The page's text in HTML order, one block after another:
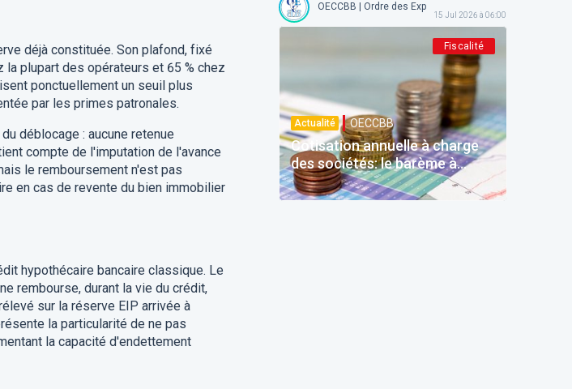
déjà constituée. Son plafond, fixé
plupart des opérateurs et 65 % chez
ponctuellement un seuil plus
par les primes patronales.
déblocage : aucune retenue
compte de l'imputation de l'avance
le remboursement n'est pas
en cas de revente du bien immobilier
hypothécaire bancaire classique. Le
rembourse, durant la vie du crédit,
sur la réserve EIP arrivée à
la particularité de ne pas
la capacité d'endettement
OECCBB | Ordre des Experts-comptables et
15 Jul 2026 à 06:00
Fiscalité
Actualité OECCBB
Cotisation annuelle à charge
des sociétés: le barème à
quatre tranches prévu dès
2026